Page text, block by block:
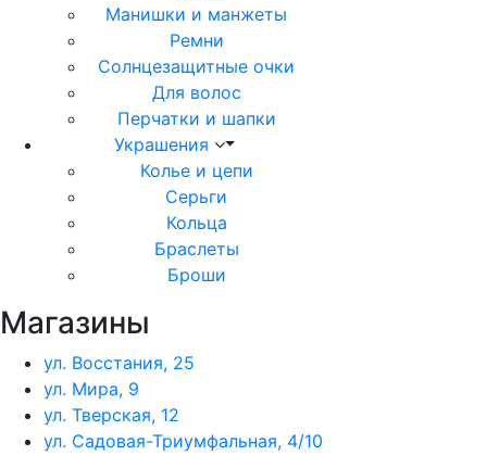
Манишки и манжеты
Ремни
Солнцезащитные очки
Для волос
Перчатки и шапки
Украшения
Колье и цепи
Серьги
Кольца
Браслеты
Броши
Магазины
ул. Восстания, 25
ул. Мира, 9
ул. Тверская, 12
ул. Садовая-Триумфальная, 4/10